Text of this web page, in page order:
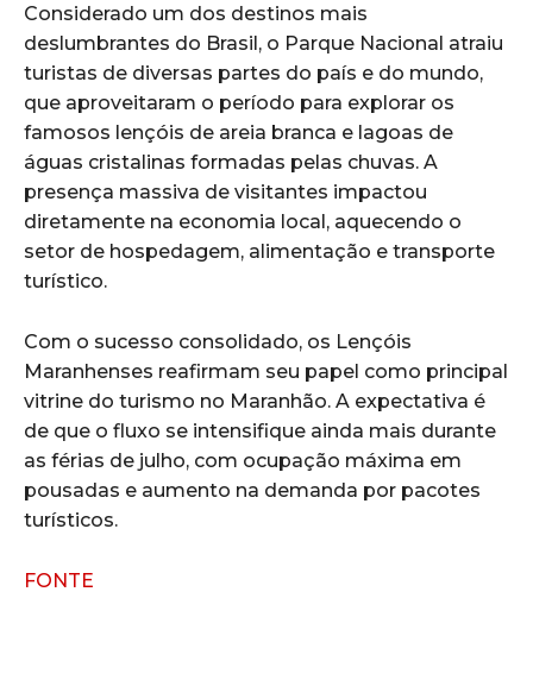
Considerado um dos destinos mais
deslumbrantes do Brasil, o Parque Nacional atraiu
turistas de diversas partes do país e do mundo,
que aproveitaram o período para explorar os
famosos lençóis de areia branca e lagoas de
águas cristalinas formadas pelas chuvas. A
presença massiva de visitantes impactou
diretamente na economia local, aquecendo o
setor de hospedagem, alimentação e transporte
turístico.
Com o sucesso consolidado, os Lençóis
Maranhenses reafirmam seu papel como principal
vitrine do turismo no Maranhão. A expectativa é
de que o fluxo se intensifique ainda mais durante
as férias de julho, com ocupação máxima em
pousadas e aumento na demanda por pacotes
turísticos.
FONTE